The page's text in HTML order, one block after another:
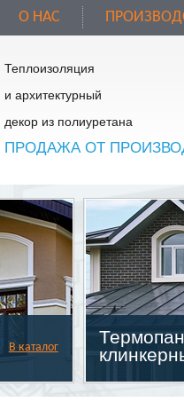
О НАС
Теплоизоляция
и архитектурный
декор из полиуретана
ПРОДАЖА ОТ
В каталог